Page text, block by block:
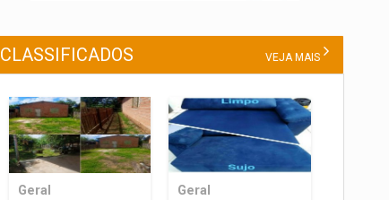
CLASSIFICADOS VEJA MAIS
Geral Geral